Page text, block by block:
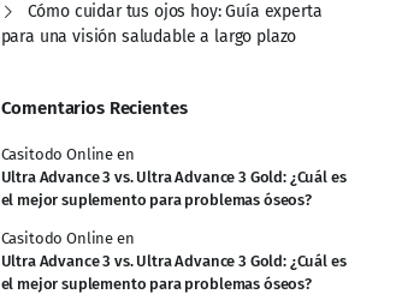
Cómo cuidar tus ojos hoy: Guía experta
para una visión saludable a largo plazo
Comentarios Recientes
Casitodo Online en
Ultra Advance 3 vs. Ultra Advance 3 Gold: ¿Cuál es
el mejor suplemento para problemas óseos?
Casitodo Online en
Ultra Advance 3 vs. Ultra Advance 3 Gold: ¿Cuál es
el mejor suplemento para problemas óseos?